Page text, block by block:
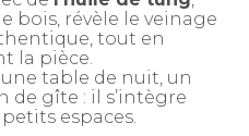
bois, révèle le veinage
tout en
la pièce.
table de nuit, un
de gîte : il s’intègre
espaces.